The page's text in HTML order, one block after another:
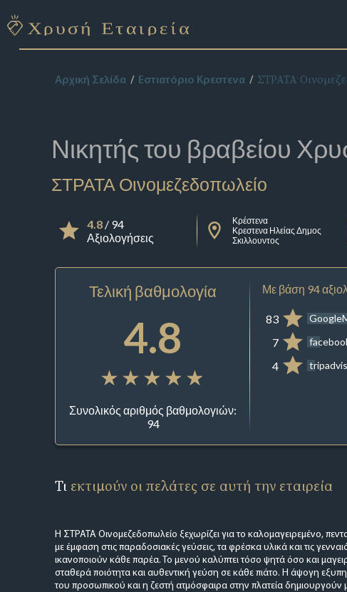
Αρχική Σελίδα Εστιατόριο Κρεστενα ΣΤΡΑΤΑ
Νικητής του βραβείου
ΣΤΡΑΤΑ Οινομεζεδοπωλείο
4.8/ 94
Αξιολογήσεις
Κρέστενα
Κρεστενα Ηλείας Δημος
Σκιλλουντος
Τελική βαθμολογία
4.8
Συνολικός αριθμός βαθμολογιών:
94
Με βάση 94
83
7
4
Τι εκτιμούν οι πελάτες σε αυτή την εταιρεία
Η ΣΤΡΑΤΑ Οινομεζεδοπωλείο ξεχωρίζει για το καλομαγειρεμένο,
με έμφαση στις παραδοσιακές γεύσεις, τα φρέσκα υλικά και τις
ικανοποιούν κάθε παρέα. Το μενού καλύπτει τόσο ψητά όσο και
σταθερά ποιότητα και αυθεντική γεύση σε κάθε πιάτο. Η άψογη
του προσωπικού και η ζεστή ατμόσφαιρα στην πλατεία δημιουργούν